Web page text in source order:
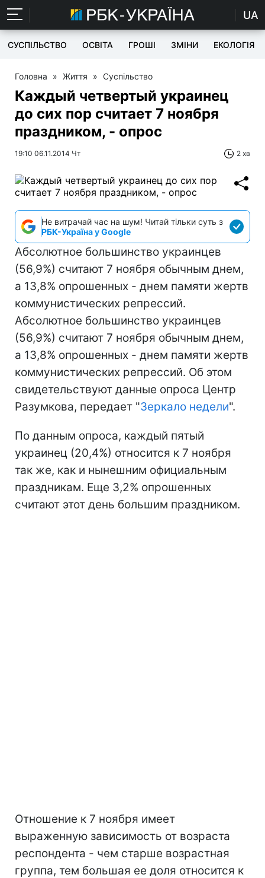
UA
СУСПІЛЬСТВО ОСВІТА ГРОШІ ЗМІНИ ЕКОЛОГІЯ
Головна » Життя » Суспільство
Каждый четвертый украинец
до сих пор считает 7 ноября
праздником, - опрос
19:10 06.11.2014 Чт 2 хв
Не витрачай час на шум! Читай тільки суть з
РБК-Україна у Google
Абсолютное большинство украинцев
(56,9%) считают 7 ноября обычным днем,
а 13,8% опрошенных - днем памяти жертв
коммунистических репрессий.
Абсолютное большинство украинцев
(56,9%) считают 7 ноября обычным днем,
а 13,8% опрошенных - днем памяти жертв
коммунистических репрессий. Об этом
свидетельствуют данные опроса Центр
Разумкова, передает "Зеркало недели".
По данным опроса, каждый пятый
украинец (20,4%) относится к 7 ноября
так же, как и нынешним официальным
праздникам. Еще 3,2% опрошенных
считают этот день большим праздником.
Отношение к 7 ноября имеет
выраженную зависимость от возраста
респондента - чем старше возрастная
группа, тем большая ее доля относится к